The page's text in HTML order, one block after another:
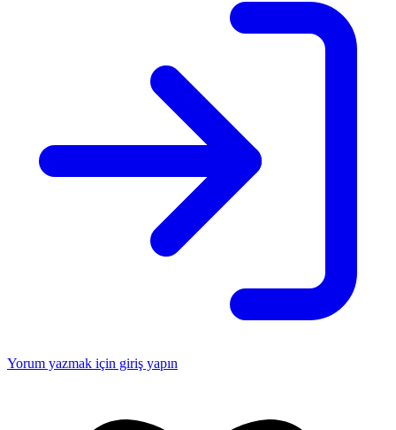
Yorum yazmak için giriş yapın